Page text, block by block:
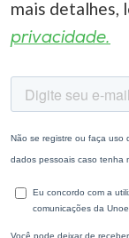
mais detalhes,
privacidade.